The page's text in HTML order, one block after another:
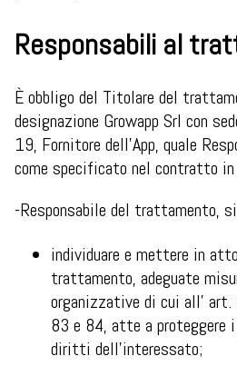
Responsabili al
È obbligo del Titolare del
designazione Growapp Srl con
19, Fornitore dell’App, quale
come specificato nel contratto
-Responsabile del trattamento,
individuare e mettere in
trattamento, adeguate
organizzative di cui all’ art.
83 e 84, atte a
diritti dell’interessato;